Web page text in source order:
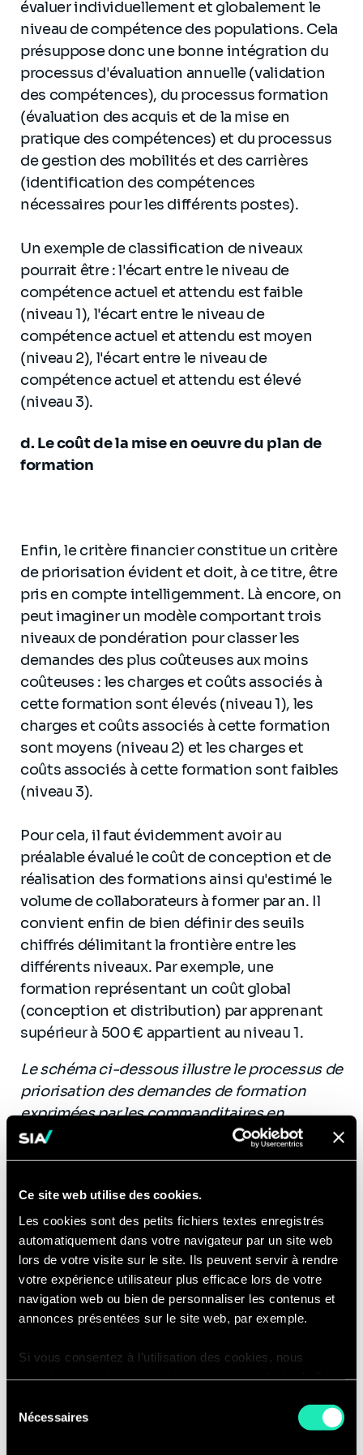
Ce site web utilise des cookies.
Les cookies sont des petits fichiers textes enregistrés
automatiquement dans votre navigateur par un site web
lors de votre visite sur le site. Ils peuvent servir à rendre
votre expérience utilisateur plus efficace lors de votre
navigation web ou bien de personnaliser les contenus et
annonces présentées sur le site web, par exemple.
Si vous consentez à l’utilisation des cookies, nous
consentir à cette utilisation à nouveau. Si vous ne
Nécessaires
évaluer individuellement et globalement le
niveau de compétence des populations. Cela
présuppose donc une bonne intégration du
processus d'évaluation annuelle (validation
des compétences), du processus formation
(évaluation des acquis et de la mise en
pratique des compétences) et du processus
de gestion des mobilités et des carrières
(identification des compétences
nécessaires pour les différents postes).
Un exemple de classification de niveaux
pourrait être : l'écart entre le niveau de
compétence actuel et attendu est faible
(niveau 1), l'écart entre le niveau de
compétence actuel et attendu est moyen
(niveau 2), l'écart entre le niveau de
compétence actuel et attendu est élevé
(niveau 3).
d. Le coût de la mise en oeuvre du plan de
formation
Enfin, le critère financier constitue un critère
de priorisation évident et doit, à ce titre, être
pris en compte intelligemment. Là encore, on
peut imaginer un modèle comportant trois
niveaux de pondération pour classer les
demandes des plus coûteuses aux moins
coûteuses : les charges et coûts associés à
cette formation sont élevés (niveau 1), les
charges et coûts associés à cette formation
sont moyens (niveau 2) et les charges et
coûts associés à cette formation sont faibles
(niveau 3).
Pour cela, il faut évidemment avoir au
préalable évalué le coût de conception et de
réalisation des formations ainsi qu'estimé le
volume de collaborateurs à former par an. Il
convient enfin de bien définir des seuils
chiffrés délimitant la frontière entre les
différents niveaux. Par exemple, une
formation représentant un coût global
(conception et distribution) par apprenant
supérieur à 500 € appartient au niveau 1.
Le schéma ci-dessous illustre le processus de
priorisation des demandes de formation
exprimées par les commanditaires en
fonction de critères de priorisation et de
niveau de pondération énoncés ci-dessus.